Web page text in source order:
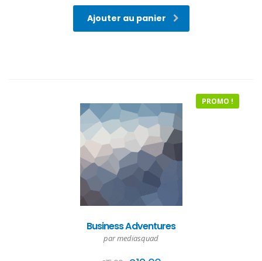
Ajouter au panier
PROMO !
Business Adventures
par mediasquad